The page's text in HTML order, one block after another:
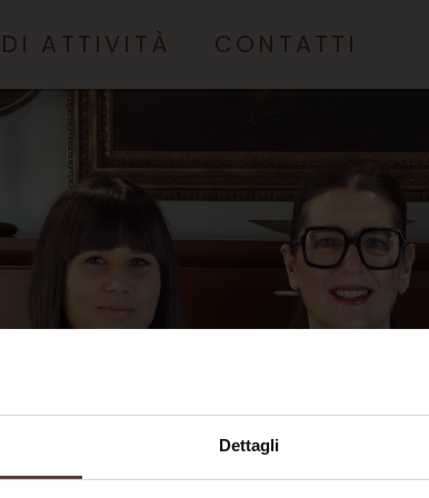
Dettagli
ATTIVITÀ
ALLE IMPRESE
E
E PATRIMONIO
DI FAMIGLIA E
ALTERNATIVA
CONTATTI